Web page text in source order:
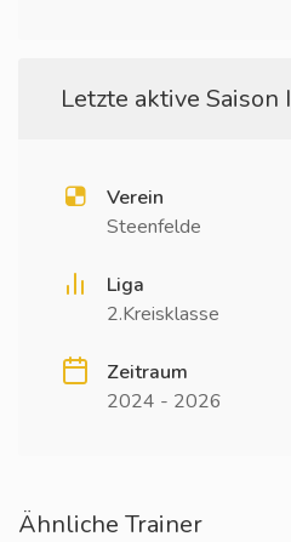
Letzte aktive Saison I
Verein
Steenfelde
Liga
2.Kreisklasse
Zeitraum
2024 - 2026
Ähnliche Trainer